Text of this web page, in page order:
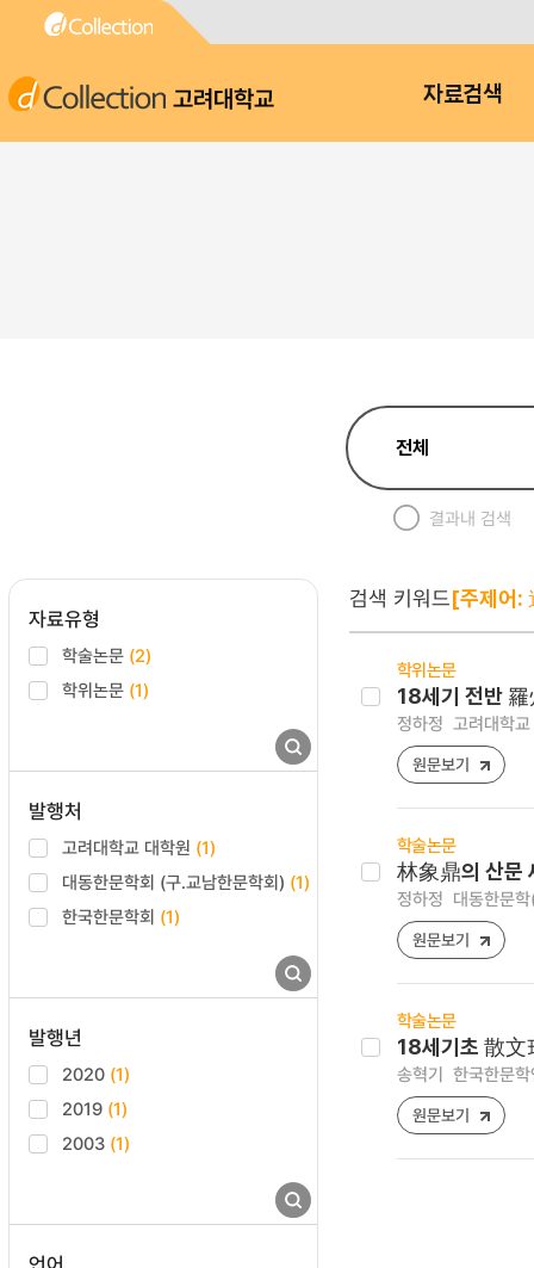
고려대학교 자료검색
결과내 검색
자료유형
학술논문 (2)
학위논문 (1)
발행처
고려대학교 대학원 (1)
대동한문학회 (구.교남한문학회) (1)
한국한문학회 (1)
발행년
2020 (1)
2019 (1)
2003 (1)
검색 키워드[주제어:
학위논문
18세기 전반
정하정 고려대학
원문보기
학술논문
林象鼎의 산문
정하정 대동한문
원문보기
학술논문
18세기초 散文
송혁기 한국한문
원문보기